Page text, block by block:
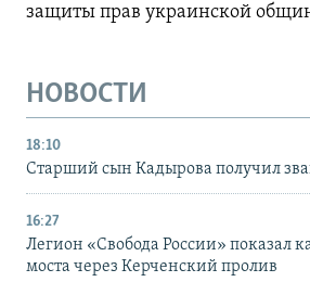
защиты прав украинской
НОВОСТИ
18:10
Старший сын Кадырова получил
16:27
Легион «Свобода России» показал
моста через Керченский пролив